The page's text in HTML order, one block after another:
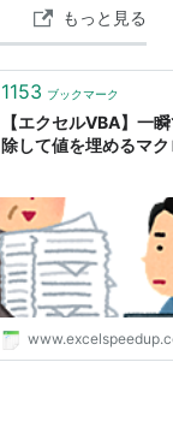
もっと見る
1153 ブックマーク
【エクセルVBA】一
除して値を埋めるマ